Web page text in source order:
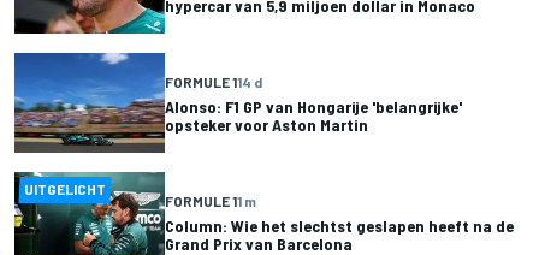
hypercar van 5,9 miljoen dollar in Monaco
FORMULE 114 d
Alonso: F1 GP van Hongarije 'belangrijke'
opsteker voor Aston Martin
UITGELICHT
FORMULE 11 m
Column: Wie het slechtst geslapen heeft na de
Grand Prix van Barcelona